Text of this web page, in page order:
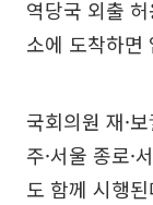
역당국 외출
소에 도착하면
국회의원 재·
주·서울 종로·
도 함께 시행